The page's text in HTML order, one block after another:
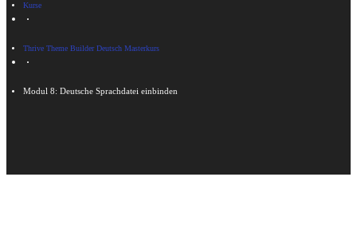
Kurse
Thrive Theme Builder Deutsch Masterkurs
Modul 8: Deutsche Sprachdatei einbinden